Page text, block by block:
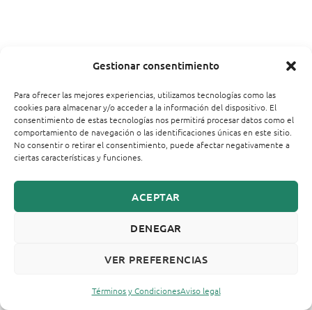
Gestionar consentimiento
Para ofrecer las mejores experiencias, utilizamos tecnologías como las
cookies para almacenar y/o acceder a la información del dispositivo. El
consentimiento de estas tecnologías nos permitirá procesar datos como el
comportamiento de navegación o las identificaciones únicas en este sitio.
No consentir o retirar el consentimiento, puede afectar negativamente a
ciertas características y funciones.
ACEPTAR
DENEGAR
VER PREFERENCIAS
Términos y CondicionesAviso legal